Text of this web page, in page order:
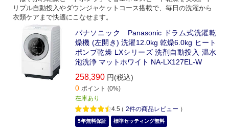
リプル自動投入やダウンジャケットコース搭載で、毎日の洗濯から
衣類ケアまで快適にこなせます。
パナソニック Panasonic ドラム式洗濯乾
燥機 (左開き) 洗濯12.0kg 乾燥6.0kg ヒート
ポンプ乾燥 LXシリーズ 洗剤自動投入 温水
泡洗浄 マットホワイト NA-LX127EL-W
258,390 円(税込)
0 ポイント (0%)
在庫あり
4.5（ 2件の商品レビュー ）
5年無料保証 標準セッティング無料